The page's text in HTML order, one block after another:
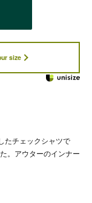
size
たチェックシャツで
。アウターのインナー